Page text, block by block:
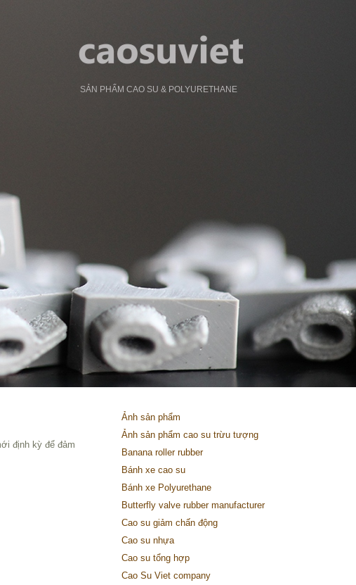
SẢN PHẨM CAO SU & POLYURETHANE
định kỳ để đảm
Ảnh sản phẩm
Ảnh sản phẩm cao su trừu tượng
Banana roller rubber
Bánh xe cao su
Bánh xe Polyurethane
Butterfly valve rubber manufacturer
Cao su giảm chấn động
Cao su nhựa
Cao su tổng hợp
Cao Su Viet company